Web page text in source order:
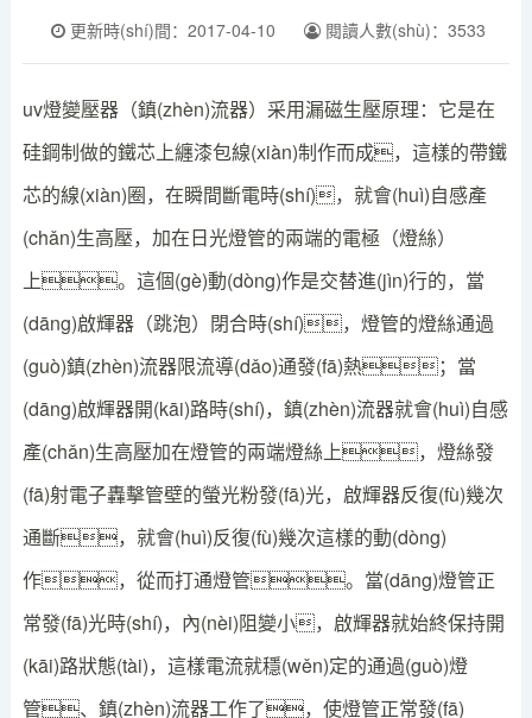
更新時(shí)間：2017-04-10 閱讀人數(shù)：3533
uv燈變壓器（鎮(zhèn)流器）采用漏磁生壓原理：它是在
硅鋼制做的鐵芯上纏漆包線(xiàn)制作而成，這樣的帶鐵
芯的線(xiàn)圈，在瞬間斷電時(shí)，就會(huì)自感產
(chǎn)生高壓，加在日光燈管的兩端的電極（燈絲）
上。這個(gè)動(dòng)作是交替進(jìn)行的，當
(dāng)啟輝器（跳泡）閉合時(shí)，燈管的燈絲通過
(guò)鎮(zhèn)流器限流導(dǎo)通發(fā)熱；當
(dāng)啟輝器開(kāi)路時(shí)，鎮(zhèn)流器就會(huì)自感
產(chǎn)生高壓加在燈管的兩端燈絲上，燈絲發
(fā)射電子轟擊管壁的螢光粉發(fā)光，啟輝器反復(fù)幾次
通斷，就會(huì)反復(fù)幾次這樣的動(dòng)
作，從而打通燈管。當(dāng)燈管正
常發(fā)光時(shí)，內(nèi)阻變小，啟輝器就始終保持開
(kāi)路狀態(tài)，這樣電流就穩(wěn)定的通過(guò)燈
管、鎮(zhèn)流器工作了，使燈管正常發(fā)